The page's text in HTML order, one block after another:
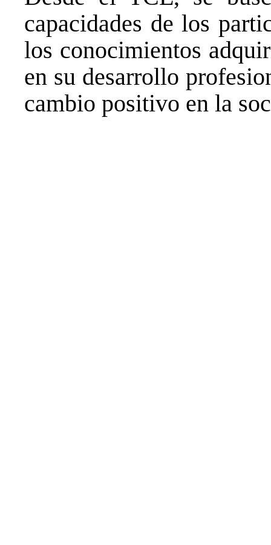
capacidades de los
los conocimientos
en su desarrollo
cambio positivo en la